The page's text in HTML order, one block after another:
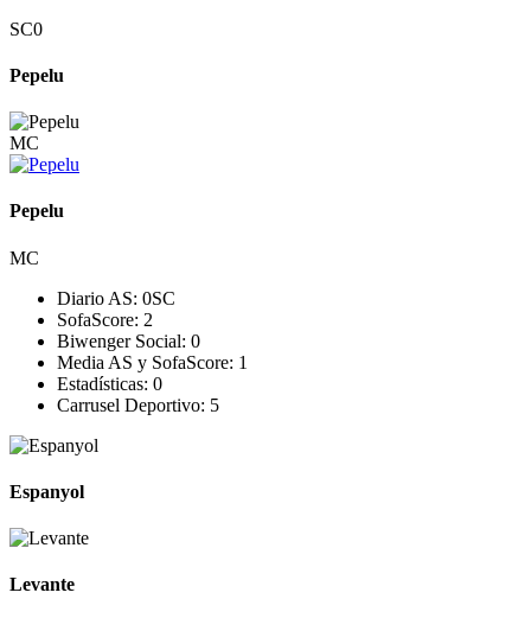
SC0
Pepelu
MC
Pepelu
MC
Diario AS: 0SC
SofaScore: 2
Biwenger Social: 0
Media AS y SofaScore: 1
Estadísticas: 0
Carrusel Deportivo: 5
Espanyol
Levante